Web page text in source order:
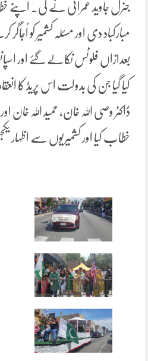
جنرل جاوید عمرانی نے کی۔ اپنے
مبارکباد دی اور مسئلہ کشمیر کو
بعدازاں فلوٹس نکالے گئے اور
کیا گیا جن کی بدولت اس پریڈ کا
ڈاکٹر وصی اللہ خان، حمید اللہ
خطاب کیا اور کشمیریوں سے اظہار